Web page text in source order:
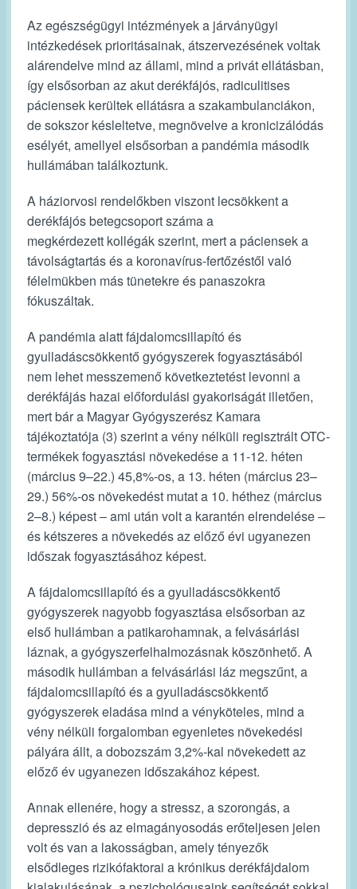
Az egészségügyi intézmények a járványügyi
intézkedések prioritásainak, átszervezésének voltak
alárendelve mind az állami, mind a privát ellátásban,
így elsősorban az akut derékfájós, radiculitises
páciensek kerültek ellátásra a szakambulanciákon,
de sokszor késleltetve, megnövelve a kronicizálódás
esélyét, amellyel elsősorban a pandémia második
hullámában találkoztunk.
A háziorvosi rendelőkben viszont lecsökkent a
derékfájós betegcsoport száma a
megkérdezett kollégák szerint, mert a páciensek a
távolságtartás és a koronavírus-fertőzéstől való
félelmükben más tünetekre és panaszokra
fókuszáltak.
A pandémia alatt fájdalomcsillapító és
gyulladáscsökkentő gyógyszerek fogyasztásából
nem lehet messzemenő következtetést levonni a
derékfájás hazai előfordulási gyakoriságát illetően,
mert bár a Magyar Gyógyszerész Kamara
tájékoztatója (3) szerint a vény nélküli regisztrált OTC-
termékek fogyasztási növekedése a 11-12. héten
(március 9–22.) 45,8%-os, a 13. héten (március 23–
29.) 56%-os növekedést mutat a 10. héthez (március
2–8.) képest ‒ ami után volt a karantén elrendelése ‒
és kétszeres a növekedés az előző évi ugyanezen
időszak fogyasztásához képest.
A fájdalomcsillapító és a gyulladáscsökkentő
gyógyszerek nagyobb fogyasztása elsősorban az
első hullámban a patikarohamnak, a felvásárlási
láznak, a gyógyszerfelhalmozásnak köszönhető. A
második hullámban a felvásárlási láz megszűnt, a
fájdalomcsillapító és a gyulladáscsökkentő
gyógyszerek eladása mind a vényköteles, mind a
vény nélküli forgalomban egyenletes növekedési
pályára állt, a dobozszám 3,2%-kal növekedett az
előző év ugyanezen időszakához képest.
Annak ellenére, hogy a stressz, a szorongás, a
depresszió és az elmagányosodás erőteljesen jelen
volt és van a lakosságban, amely tényezők
elsődleges rizikófaktorai a krónikus derékfájdalom